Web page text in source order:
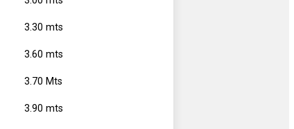
3.30 mts
3.60 mts
3.70 Mts
3.90 mts